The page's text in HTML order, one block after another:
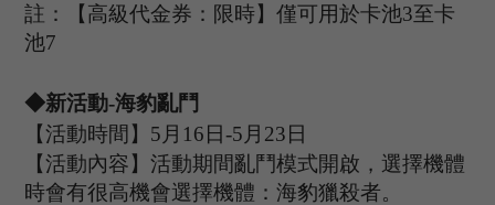
註：【高級代金券：限時】僅可用於卡池3至卡
池7
◆新活動-海豹亂鬥
【活動時間】 5 月 16日-5 月 23日
【活動內容】活動期間亂鬥模式開啟，選擇機體
時會有很高機會選擇機體：海豹獵殺者。